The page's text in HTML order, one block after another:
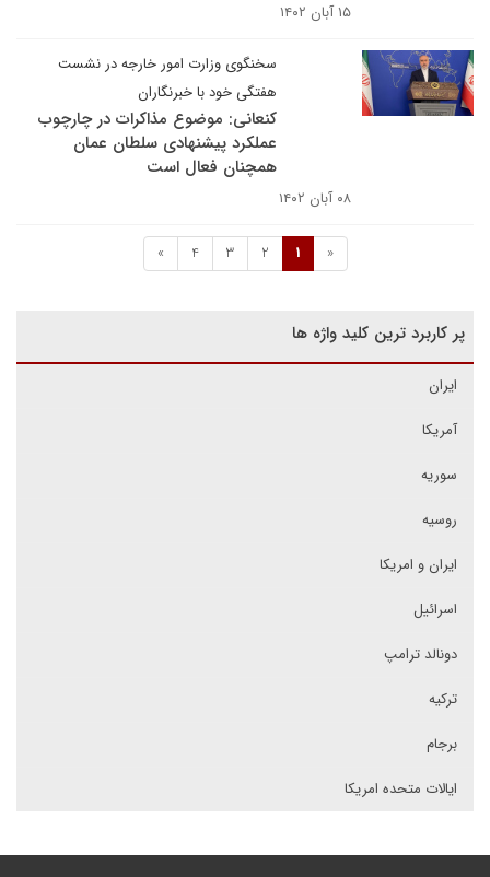
۱۵ آبان ۱۴۰۲
سخنگوی وزارت امور خارجه در نشست
هفتگی خود با خبرنگاران
کنعانی: موضوع مذاکرات در چارچوب
عملکرد پیشنهادی سلطان عمان
همچنان فعال است
۰۸ آبان ۱۴۰۲
«
1
2
3
4
»
پر کاربرد ترین کلید واژه ها
ایران
آمریکا
سوریه
روسیه
ایران و امریکا
اسرائیل
دونالد ترامپ
ترکیه
برجام
ایالات متحده امریکا